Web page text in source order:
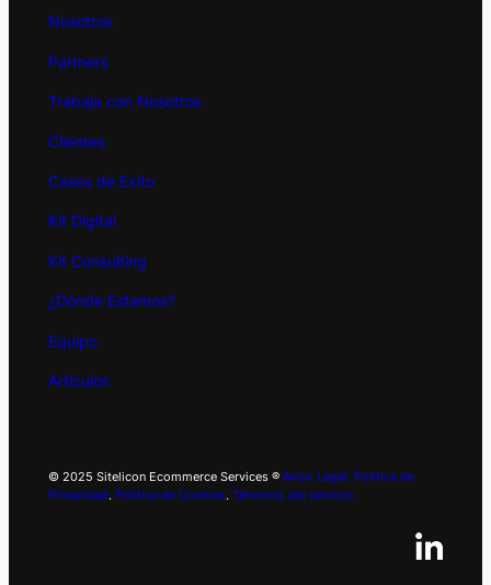
Nosotros
Partners
Trabaja con Nosotros
Clientes
Casos de Exito
KitDigital
Kit Consulting
¿Dónde Estamos?
Equipo
Artículos
© 2025 Sitelicon Ecommerce Services ® Aviso Legal. Politica de
Privacidad. Politica de Cookies. Términos del servicio